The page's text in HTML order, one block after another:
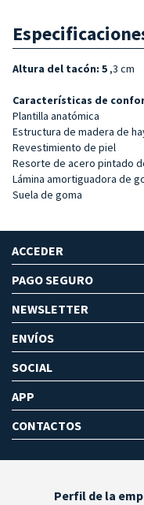
Altura del tacón: 5 ,3 cm
Características de
Plantilla anatómica
Estructura de madera de
Revestimiento de piel
Resorte de acero pintado
Lámina amortiguadora de
Suela de goma
ACCEDER
PAGO SEGURO
NEWSLETTER
ENVÍOS
SOCIAL
APP
CONTACTOS
Perfil de la